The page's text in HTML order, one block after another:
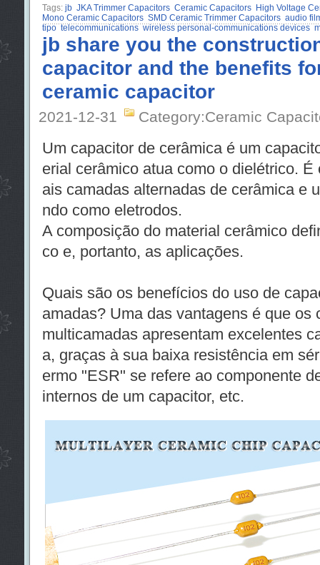
Tags: jb JKA Trimmer Capacitors Ceramic Capacitors
High Voltage
Mono Ceramic Capacitors SMD Ceramic Trimmer Capacitors audio
tipo telecommunications wireless personal-communications devices
jb share you the
capacitor and the benefits
ceramic capacitor
2021-12-31 Category:Ceramic
Um capacitor de cerâmica é um
erial cerâmico atua como o dielétrico.
ais camadas alternadas de cerâmica e
ndo como eletrodos.
A composição do material cerâmico
co e, portanto, as aplicações.
Quais são os benefícios do uso de
amadas? Uma das vantagens é que os
multicamadas apresentam excelentes
a, graças à sua baixa resistência em
ermo "ESR" se refere ao componente
internos de um capacitor, etc.